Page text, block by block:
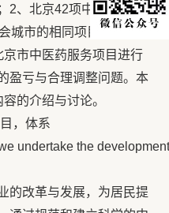
2、北京42项中医药诊疗
城市的相同项目的收费标
市中医药服务项目进行
盈亏与合理调整问题。本
的介绍与讨论。
，体系
undertake the
改革与发展，为居民提